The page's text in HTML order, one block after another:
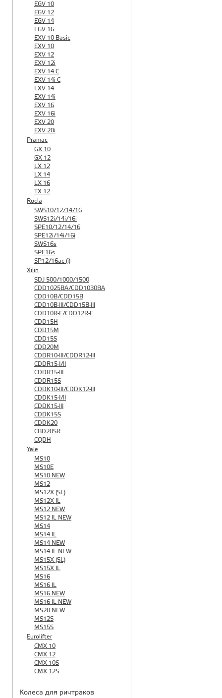
EGV 10
EGV 12
EGV 14
EGV 16
EXV 10 Basic
EXV 10
EXV 12
EXV 12i
EXV 14 C
EXV 14i C
EXV 14
EXV 14i
EXV 16
EXV 16i
EXV 20
EXV 20i
Pramac
GX 10
GX 12
LX 12
LX 14
LX 16
TX 12
Rocla
SWS10/12/14/16
SWS12i/14i/16i
SPE10/12/14/16
SPE12i/14i/16i
SWS16s
SPE16s
SP12/16ac (i)
Xilin
SDJ 500/1000/1500
CDD1025BA/CDD1030BA
CDD10B/CDD15B
CDD10B-III/CDD15B-III
CDD10R-E/CDD12R-E
CDD15H
CDD15M
CDD15S
CDD20M
CDDR10-III/CDDR12-III
CDDR15-I/II
CDDR15-III
CDDR15S
CDDK10-III/CDDK12-III
CDDK15-I/II
CDDK15-III
CDDK15S
CDDK20
CBD20SR
CQDH
Yale
MS10
MS10E
MS10 NEW
MS12
MS12X (SL)
MS12X IL
MS12 NEW
MS12 IL NEW
MS14
MS14 IL
MS14 NEW
MS14 IL NEW
MS15X (SL)
MS15X IL
MS16
MS16 IL
MS16 NEW
MS16 IL NEW
MS20 NEW
MS12S
MS15S
Eurolifter
CMX 10
CMX 12
CMX 10S
CMX 12S
Колеса для ричтраков